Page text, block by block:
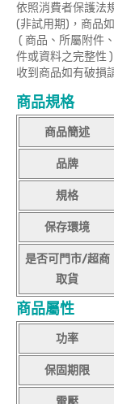
依照消費者保護法
(非試用期)，商品
( 商品、所屬附件
件或資料之完整性
收到商品如有破損
商品規格
商品簡述
品牌
規格
保存環境
是否可門市/超商
取貨
商品屬性
功率
保固期限